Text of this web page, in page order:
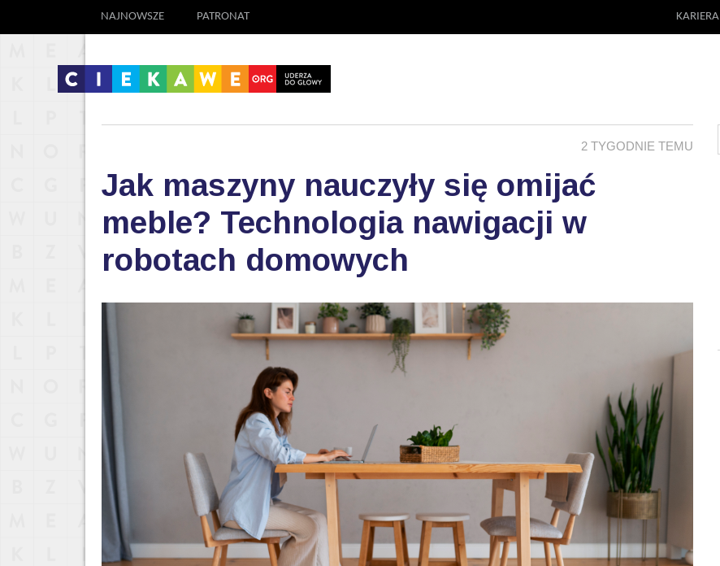
NAJNOWSZE PATRONAT KARIERA
2 TYGODNIE TEMU
Jak maszyny nauczyły się omijać
meble? Technologia nawigacji w
robotach domowych